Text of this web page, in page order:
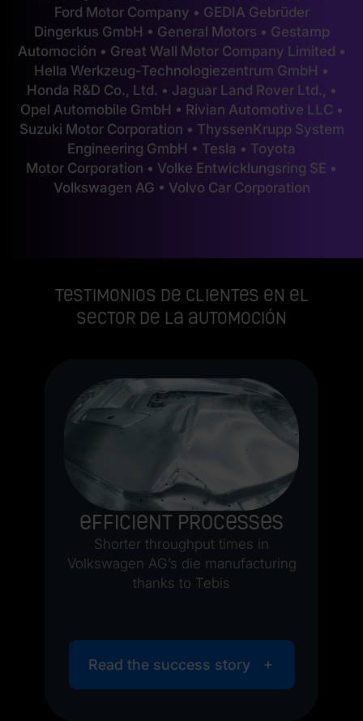
Ford Motor Company • GEDIA Gebrüder
Dingerkus GmbH • General Motors • Gestamp
Automoción • Great Wall Motor Company Limited •
Hella Werkzeug-Technologiezentrum GmbH •
Honda R&D Co., Ltd. • Jaguar Land Rover Ltd., •
Opel Automobile GmbH • Rivian Automotive LLC •
Suzuki Motor Corporation • ThyssenKrupp System
Engineering GmbH • Tesla • Toyota
Motor Corporation • Volke Entwicklungsring SE •
Volkswagen AG • Volvo Car Corporation
Testimonios de clientes en el
sector de la automoción
Efficient processes
Shorter throughput times in
Volkswagen AG’s die manufacturing
thanks to Tebis
Read the success story